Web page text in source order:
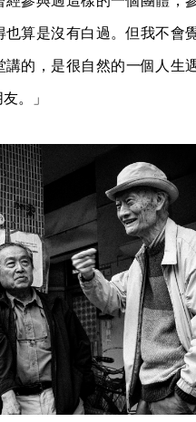
也算是沒有白過。但我不會
講的，是很自然的一個人生
。」